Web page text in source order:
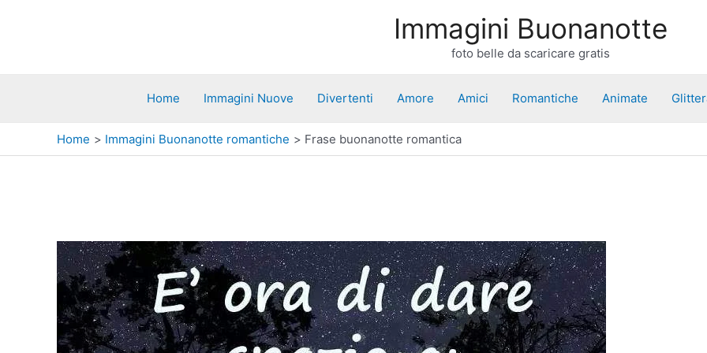
Immagini Buonanotte
foto belle da scaricare gratis
Home Immagini Nuove Divertenti Amore Amici Romantiche Animate
Home Immagini Buonanotte romantiche Frase buonanotte romantica